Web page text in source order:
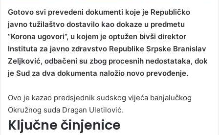
Gotovo svi prevedeni dokumenti koje je Republičko
javno tužilaštvo dostavilo kao dokaze u predmetu
“Korona ugovori”, u kojem je optužen bivši direktor
Instituta za javno zdravstvo Republike Srpske Branislav
Zeljković, odbačeni su zbog procesnih nedostataka, dok
je Sud za dva dokumenta naložio novo prevođenje.
Ovo je kazao predsjednik sudskog vijeća banjalučkog
Okružnog suda Dragan Uletilović.
Ključne činjenice